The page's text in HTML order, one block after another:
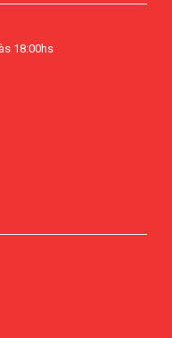
18:00hs